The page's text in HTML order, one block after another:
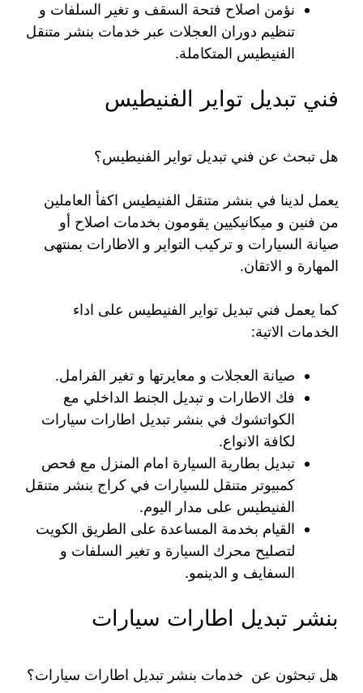
نؤمن اصلاح فتحة السقف و تغير السلفات و
تنظيم دوران العجلات عبر خدمات بنشر متنقل
الفنيطيس المتكاملة.
فني تبديل تواير الفنيطيس
هل تبحث عن فني تبديل تواير الفنيطيس؟
يعمل لدينا في بنشر متنقل الفنيطيس اكفأ العاملين
من فنين و ميكانيكيين يقومون بخدمات اصلاح أو
صيانة السيارات و تركيب التواير و الاطارات بمنتهى
المهارة و الاتقان.
كما يعمل فني تبديل تواير الفنيطيس على اداء
الخدمات الاتية:
صيانة العجلات و معايرتها و تغير الفرامل.
فك الاطارات و تبديل الجنط الداخلي مع
الكواتشوك في بنشر تبديل اطارات سيارات
لكافة الانواع.
تبديل بطارية السيارة امام المنزل مع فحص
كمبيوتر متنقل للسيارات في كراج بنشر متنقل
الفنيطيس على مدار اليوم.
القيام بخدمة المساعدة على الطريق الكويت
لتصليح محرك السيارة و تغير السلفات و
السفايف و الدينمو.
بنشر تبديل اطارات سيارات
هل تبحثون عن خدمات بنشر تبديل اطارات سيارات؟